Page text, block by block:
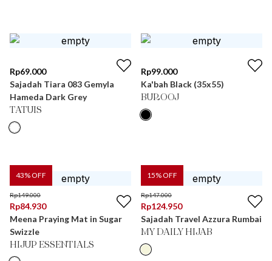
Rp69.000
Sajadah Tiara 083 Gemyla
Hameda Dark Grey
TATUIS
Rp99.000
Ka'bah Black (35x55)
BUROOJ
43% OFF
Rp149.000
Rp84.930
Meena Praying Mat in Sugar
Swizzle
HIJUP ESSENTIALS
15% OFF
Rp147.000
Rp124.950
Sajadah Travel Azzura Rumbai
MY DAILY HIJAB